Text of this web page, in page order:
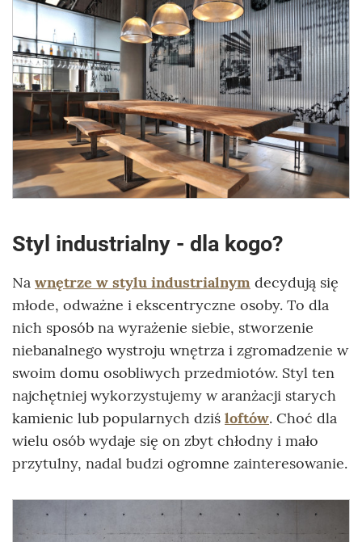
Styl industrialny - dla kogo?
Na wnętrze w stylu industrialnym decydują się
młode, odważne i ekscentryczne osoby. To dla
nich sposób na wyrażenie siebie, stworzenie
niebanalnego wystroju wnętrza i zgromadzenie w
swoim domu osobliwych przedmiotów. Styl ten
najchętniej wykorzystujemy w aranżacji starych
kamienic lub popularnych dziś loftów. Choć dla
wielu osób wydaje się on zbyt chłodny i mało
przytulny, nadal budzi ogromne zainteresowanie.